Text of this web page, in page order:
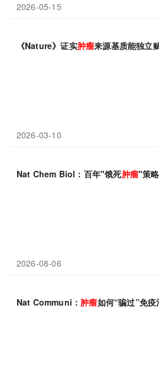
2026-05-15
《Nature》证实肿瘤来源基质能独立
2026-03-10
Nat Chem Biol：百年"饿死肿瘤"策
2026-08-06
Nat Communi： 肿瘤如何“骗过”免